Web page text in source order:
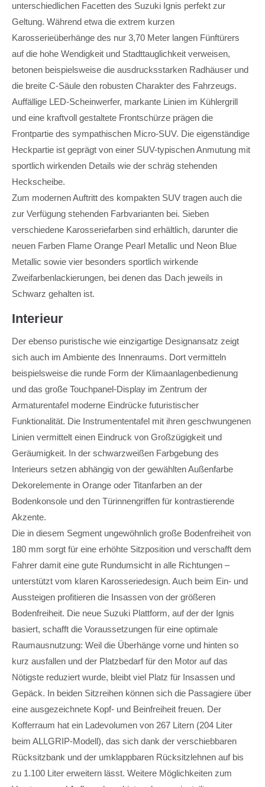
unterschiedlichen Facetten des Suzuki Ignis perfekt zur
Geltung. Während etwa die extrem kurzen
Karosserieüberhänge des nur 3,70 Meter langen Fünftürers
auf die hohe Wendigkeit und Stadttauglichkeit verweisen,
betonen beispielsweise die ausdrucksstarken Radhäuser und
die breite C-Säule den robusten Charakter des Fahrzeugs.
Auffällige LED-Scheinwerfer, markante Linien im Kühlergrill
und eine kraftvoll gestaltete Frontschürze prägen die
Frontpartie des sympathischen Micro-SUV. Die eigenständige
Heckpartie ist geprägt von einer SUV-typischen Anmutung mit
sportlich wirkenden Details wie der schräg stehenden
Heckscheibe.
Zum modernen Auftritt des kompakten SUV tragen auch die
zur Verfügung stehenden Farbvarianten bei. Sieben
verschiedene Karosseriefarben sind erhältlich, darunter die
neuen Farben Flame Orange Pearl Metallic und Neon Blue
Metallic sowie vier besonders sportlich wirkende
Zweifarbenlackierungen, bei denen das Dach jeweils in
Schwarz gehalten ist.
Interieur
Der ebenso puristische wie einzigartige Designansatz zeigt
sich auch im Ambiente des Innenraums. Dort vermitteln
beispielsweise die runde Form der Klimaanlagenbedienung
und das große Touchpanel-Display im Zentrum der
Armaturentafel moderne Eindrücke futuristischer
Funktionalität. Die Instrumententafel mit ihren geschwungenen
Linien vermittelt einen Eindruck von Großzügigkeit und
Geräumigkeit. In der schwarzweißen Farbgebung des
Interieurs setzen abhängig von der gewählten Außenfarbe
Dekorelemente in Orange oder Titanfarben an der
Bodenkonsole und den Türinnengriffen für kontrastierende
Akzente.
Die in diesem Segment ungewöhnlich große Bodenfreiheit von
180 mm sorgt für eine erhöhte Sitzposition und verschafft dem
Fahrer damit eine gute Rundumsicht in alle Richtungen –
unterstützt vom klaren Karosseriedesign. Auch beim Ein- und
Aussteigen profitieren die Insassen von der größeren
Bodenfreiheit. Die neue Suzuki Plattform, auf der der Ignis
basiert, schafft die Voraussetzungen für eine optimale
Raumausnutzung: Weil die Überhänge vorne und hinten so
kurz ausfallen und der Platzbedarf für den Motor auf das
Nötigste reduziert wurde, bleibt viel Platz für Insassen und
Gepäck. In beiden Sitzreihen können sich die Passagiere über
eine ausgezeichnete Kopf- und Beinfreiheit freuen. Der
Kofferraum hat ein Ladevolumen von 267 Litern (204 Liter
beim ALLGRIP-Modell), das sich dank der verschiebbaren
Rücksitzbank und der umklappbaren Rücksitzlehnen auf bis
zu 1.100 Liter erweitern lässt. Weitere Möglichkeiten zum